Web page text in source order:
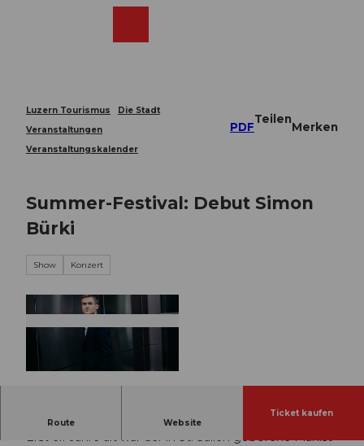
Luzern Tourismus
Die Stadt
Veranstaltungen
Veranstaltungskalender
PDF
Teilen
Merken
Summer-Festival: Debut Simon
Bürki
Show Konzert
Route Website
Ticket kaufen
Simon Bürki | Chopin | Rachmaninow
Erst elf Jahre alt war der in St. Gallen geborene Pianist